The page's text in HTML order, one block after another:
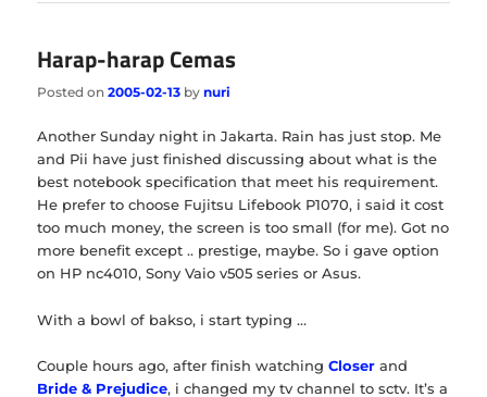
Harap-harap Cemas
Posted on2005-02-13 bynuri
Another Sunday night in Jakarta. Rain has just stop. Me
and Pii have just finished discussing about what is the
best notebook specification that meet his requirement.
He prefer to choose Fujitsu Lifebook P1070, i said it cost
too much money, the screen is too small (for me). Got no
more benefit except .. prestige, maybe. So i gave option
on HP nc4010, Sony Vaio v505 series or Asus.
With a bowl of bakso, i start typing …
Couple hours ago, after finish watchingCloser and
Bride & Prejudice, i changed my tv channel to sctv. It’s a